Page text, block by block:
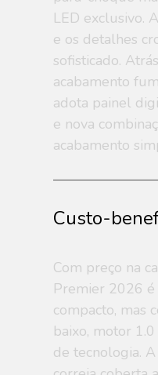
LED exclusivo.
e os detalhes
sofisticado.
acabamento
adota painel
e nova
acabamento
Custo-
Com preço na
Premier 2026 é
compacto, mas
baixo, motor
de tecnologia.